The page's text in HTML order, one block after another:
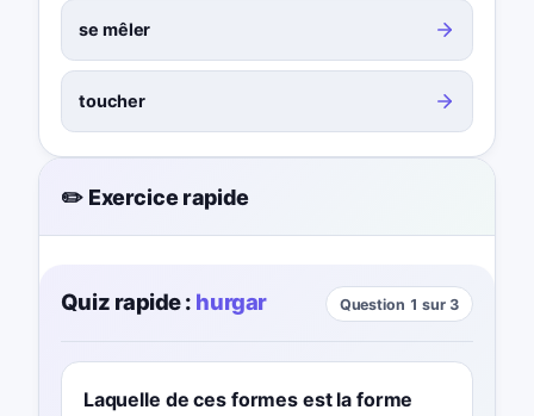
se mêler
toucher
✏️ Exercice rapide
Quiz rapide : hurgar Question 1 sur 3
Laquelle de ces formes est la forme